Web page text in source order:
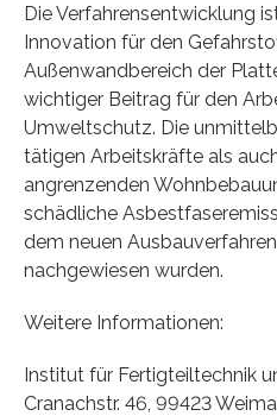
Die Verfahrensentwicklung
Innovation für den
Außenwandbereich der
wichtiger Beitrag für den
Umweltschutz. Die
tätigen Arbeitskräfte als
angrenzenden
schädliche
dem neuen
nachgewiesen wurden.
Weitere Informationen:
Institut für Fertigteiltechnik
Cranachstr. 46, 99423